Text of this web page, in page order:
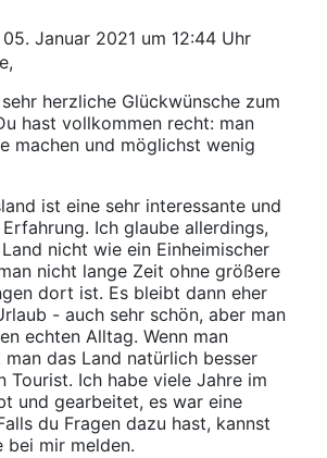
Januar 2021 um 12:44 Uhr
herzliche Glückwünsche zum
hast vollkommen recht: man
machen und möglichst wenig
ist eine sehr interessante und
Ich glaube allerdings,
nicht wie ein Einheimischer
nicht lange Zeit ohne größere
dort ist. Es bleibt dann eher
- auch sehr schön, aber man
echten Alltag. Wenn man
das Land natürlich besser
Tourist. Ich habe viele Jahre im
und gearbeitet, es war eine
du Fragen dazu hast, kannst
bei mir melden.